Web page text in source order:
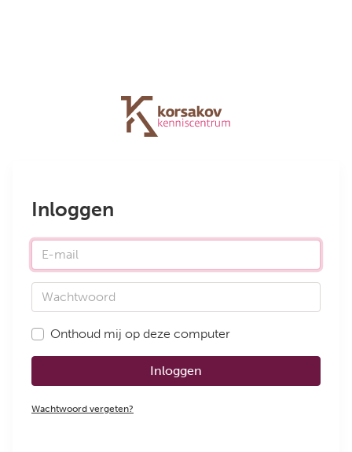
Inloggen
E-mail
Wachtwoord
Onthoud mij op deze computer
Inloggen
Wachtwoord vergeten?